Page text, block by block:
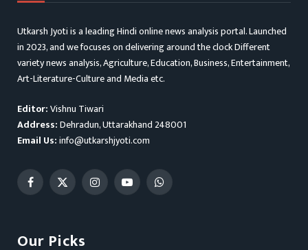
Utkarsh Jyoti is a leading Hindi online news analysis portal. Launched
in 2023, and we focuses on delivering around the clock Different
variety news analysis, Agriculture, Education, Business, Entertainment,
Art-Literature-Culture and Media etc.
Editor:Vishnu Tiwari
Address:Dehradun, Uttarakhand 248001
Email Us:info@utkarshjyoti.com
Facebook
X
InstagramYouTubeWhatsApp
Our Picks